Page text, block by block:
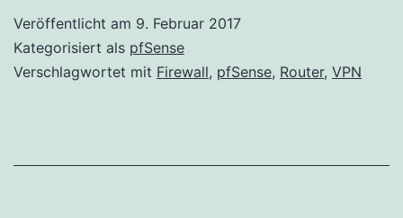
Veröffentlicht am 9. Februar 2017
Kategorisiert als pfSense
Verschlagwortet mit Firewall, pfSense, Router, VPN